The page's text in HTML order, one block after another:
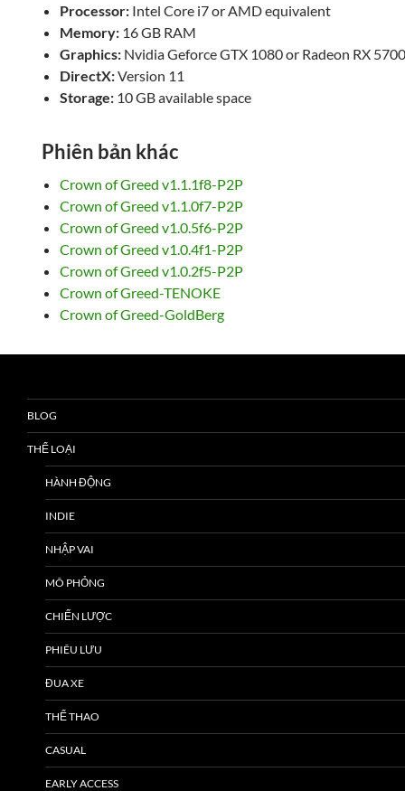
Processor: Intel Core i7 or AMD equivalent
Memory: 16 GB RAM
Graphics: Nvidia Geforce GTX 1080 or Radeon RX
DirectX:Version 11
Storage: 10 GB available space
Phiên bản khác
Crown of Greed v1.1.1f8-P2P
Crown of Greed v1.1.0f7-P2P
Crown of Greed v1.0.5f6-P2P
Crown of Greed v1.0.4f1-P2P
Crown of Greed v1.0.2f5-P2P
Crown of Greed-TENOKE
Crown of Greed-GoldBerg
BLOG
THỂ LOẠI
HÀNH ĐỘNG
INDIE
NHẬP VAI
MÔ PHỎNG
CHIẾN LƯỢC
PHIÊU LƯU
ĐUA XE
THỂ THAO
CASUAL
EARLY ACCESS